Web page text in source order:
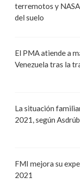
terremotos y
del suelo
El PMA atiende a
Venezuela tras la
La situación
2021, según
FMI mejora su
2021